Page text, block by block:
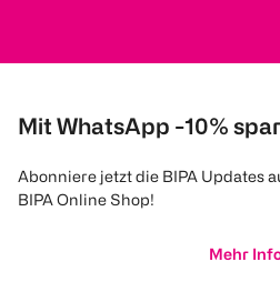
Mit WhatsApp -10%
Abonniere jetzt die BIPA Updates
BIPA Online Shop!
Mehr